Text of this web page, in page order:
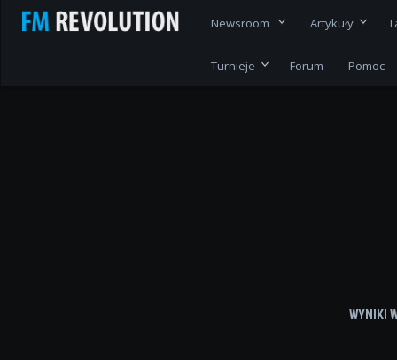
Newsroom Artykuły
Turnieje Forum Pomoc
WYNIKI